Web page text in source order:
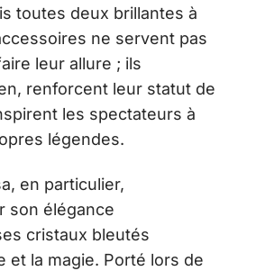
toutes deux brillantes à
ne servent pas
leur allure ; ils
renforcent leur statut de
les spectateurs à
légendes.
en particulier,
son élégance
cristaux bleutés
et la magie. Porté lors de